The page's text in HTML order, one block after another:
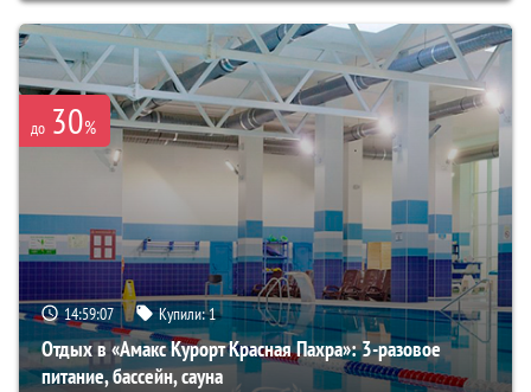
до 30%
14:59:06 Купили:1
Отдых в «Амакс Курорт ‎Красная Пахра»: 3-разовое
питание, бассейн, сауна